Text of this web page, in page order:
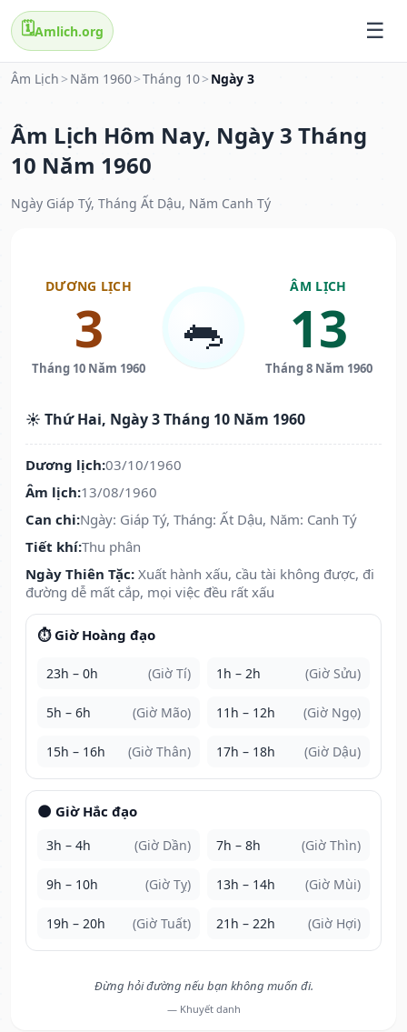
🗓️Amlich.org
Âm Lịch > Năm 1960>Tháng 10> Ngày 3
Âm Lịch Hôm Nay, Ngày 3 Tháng
10 Năm 1960
Ngày Giáp Tý, Tháng Ất Dậu, Năm Canh Tý
DƯƠNG LỊCH
3
Tháng 10 Năm 1960
🐀
ÂM LỊCH
13
Tháng 8 Năm 1960
☀️ Thứ Hai, Ngày 3 Tháng 10 Năm 1960
Dương lịch:03/10/1960
Âm lịch:13/08/1960
Can chi:Ngày: Giáp Tý, Tháng: Ất Dậu, Năm: Canh Tý
Tiết khí:Thu phân
Ngày Thiên Tặc: Xuất hành xấu, cầu tài không được, đi
đường dễ mất cắp, mọi việc đều rất xấu
⏱️ Giờ Hoàng đạo
23h – 0h (Giờ Tí) 1h – 2h (Giờ Sửu)
5h – 6h (Giờ Mão) 11h – 12h (Giờ Ngọ)
15h – 16h (Giờ Thân) 17h – 18h (Giờ Dậu)
🌑 Giờ Hắc đạo
3h – 4h (Giờ Dần) 7h – 8h (Giờ Thìn)
9h – 10h (Giờ Tỵ) 13h – 14h (Giờ Mùi)
19h – 20h (Giờ Tuất) 21h – 22h (Giờ Hợi)
Đừng hỏi đường nếu bạn không muốn đi.
— Khuyết danh